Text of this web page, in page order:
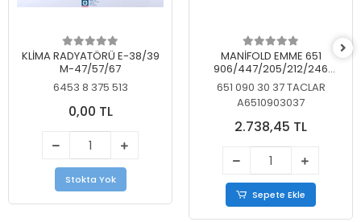
KLİMA RADYATÖRÜ E-38/39
M-47/57/67
6453 8 375 513
0,00 TL
Stokta Yok
MANİFOLD EMME 651
906/447/205/212/246
KELEBEKSİZ
651 090 30 37 TACLAR
A6510903037
2.738,45 TL
Sepete Ekle